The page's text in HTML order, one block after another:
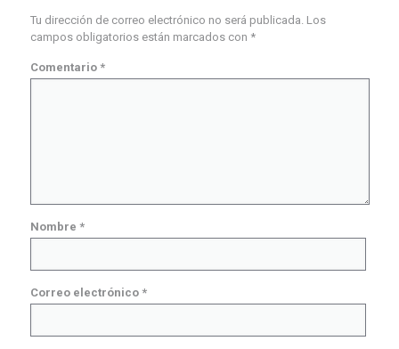
Tu dirección de correo electrónico no será publicada. Los
campos obligatorios están marcados con *
Comentario *
Nombre *
Correo electrónico *